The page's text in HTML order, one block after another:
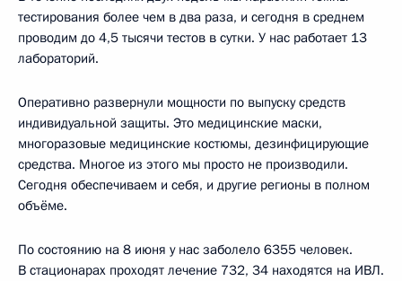
тестирования более чем в два раза, и сегодня в среднем
проводим до 4,5 тысячи тестов в сутки. У нас работает 13
лабораторий.
Оперативно развернули мощности по выпуску средств
индивидуальной защиты. Это медицинские маски,
многоразовые медицинские костюмы, дезинфицирующие
средства. Многое из этого мы просто не производили.
Сегодня обеспечиваем и себя, и другие регионы в полном
объёме.
По состоянию на 8 июня у нас заболело 6355 человек.
В стационарах проходят лечение 732, 34 находятся на ИВЛ.